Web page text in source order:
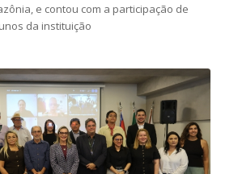
e contou com a participação de
da instituição